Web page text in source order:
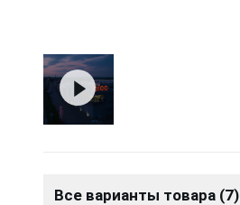
Все варианты товара (7)